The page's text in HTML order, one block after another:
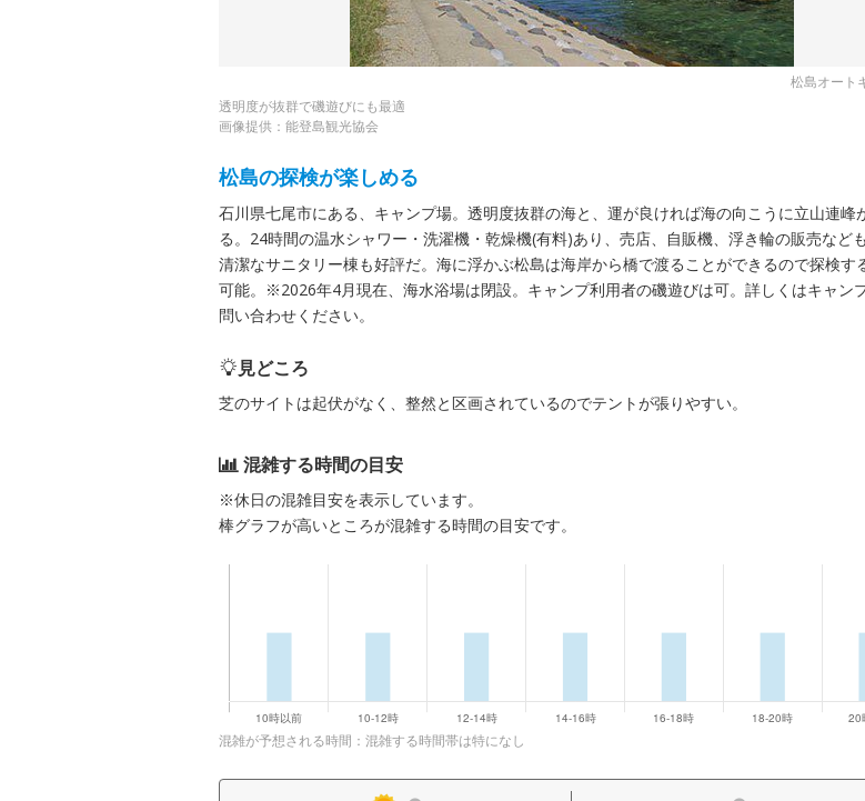
松島オート
透明度が抜群で磯遊びにも最適
画像提供：能登島観光協会
松島の探検が楽しめる
石川県七尾市にある、キャンプ場。透明度抜群の海と、運が良ければ海の向こうに立山連峰
る。24時間の温水シャワー・洗濯機・乾燥機(有料)あり、売店、自販機、浮き輪の販売など
清潔なサニタリー棟も好評だ。海に浮かぶ松島は海岸から橋で渡ることができるので探検す
可能。※2026年4月現在、海水浴場は閉設。キャンプ利用者の磯遊びは可。詳しくはキャン
問い合わせください。
見どころ
芝のサイトは起伏がなく、整然と区画されているのでテントが張りやすい。
混雑する時間の目安
※休日の混雑目安を表示しています。
棒グラフが高いところが混雑する時間の目安です。
混雑が予想される時間：混雑する時間帯は特になし